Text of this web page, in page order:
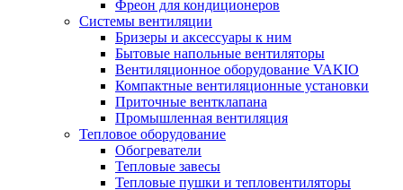
Фреон для кондиционеров
Системы вентиляции
Бризеры и аксессуары к ним
Бытовые напольные вентиляторы
Вентиляционное оборудование VAKIO
Компактные вентиляционные установки
Приточные вентклапана
Промышленная вентиляция
Тепловое оборудование
Обогреватели
Тепловые завесы
Тепловые пушки и тепловентиляторы